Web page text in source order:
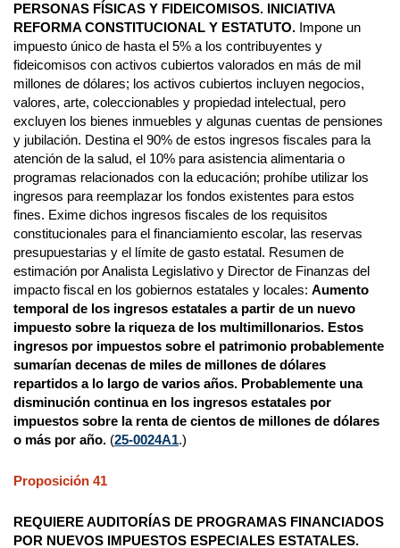
PERSONAS FÍSICAS Y FIDEICOMISOS. INICIATIVA
REFORMA CONSTITUCIONAL Y ESTATUTO. Impone un
impuesto único de hasta el 5% a los contribuyentes y
fideicomisos con activos cubiertos valorados en más de mil
millones de dólares; los activos cubiertos incluyen negocios,
valores, arte, coleccionables y propiedad intelectual, pero
excluyen los bienes inmuebles y algunas cuentas de pensiones
y jubilación. Destina el 90% de estos ingresos fiscales para la
atención de la salud, el 10% para asistencia alimentaria o
programas relacionados con la educación; prohíbe utilizar los
ingresos para reemplazar los fondos existentes para estos
fines. Exime dichos ingresos fiscales de los requisitos
constitucionales para el financiamiento escolar, las reservas
presupuestarias y el límite de gasto estatal. Resumen de
estimación por Analista Legislativo y Director de Finanzas del
impacto fiscal en los gobiernos estatales y locales: Aumento
temporal de los ingresos estatales a partir de un nuevo
impuesto sobre la riqueza de los multimillonarios. Estos
ingresos por impuestos sobre el patrimonio probablemente
sumarían decenas de miles de millones de dólares
repartidos a lo largo de varios años. Probablemente una
disminución continua en los ingresos estatales por
impuestos sobre la renta de cientos de millones de dólares
o más por año. (25-0024A1.)
Proposición 41
REQUIERE AUDITORÍAS DE PROGRAMAS FINANCIADOS
POR NUEVOS IMPUESTOS ESPECIALES ESTATALES.